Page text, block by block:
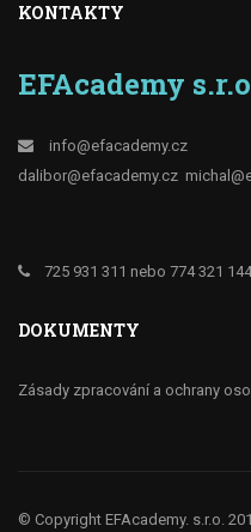
KONTAKTY
EFAcademy
info@efacademy.cz
dalibor@efacademy.cz
725 931 311 nebo 774 321 144
DOKUMENTY
Zásady zpracování a ochrany
© Copyright EFAcademy. s.r.o.